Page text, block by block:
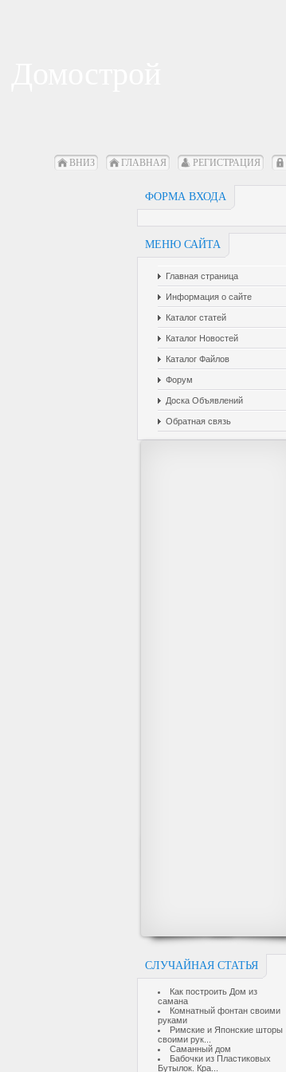
ВНИЗ ГЛАВНАЯ РЕГИСТРАЦИЯ
ФОРМА ВХОДА
МЕНЮ САЙТА
Главная страница
Информация о сайте
Каталог статей
Каталог Новостей
Каталог Файлов
Форум
Доска Объявлений
Обратная связь
СЛУЧАЙНАЯ СТАТЬЯ
Как построить Дом из
самана
Комнатный фонтан своими
руками
Римские и Японские шторы
своими рук...
Саманный дом
Бабочки из Пластиковых
Бутылок. Кра...